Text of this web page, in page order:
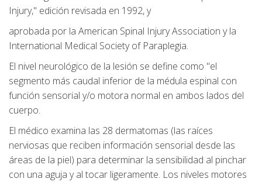
Injury," edición revisada en 1992, y
aprobada por la American Spinal Injury Association y la
International Medical Society of Paraplegia.
El nivel neurológico de la lesión se define como "el
segmento más caudal inferior de la médula espinal con
función sensorial y/o motora normal en ambos lados del
cuerpo.
El médico examina las 28 dermatomas (las raíces
nerviosas que reciben información sensorial desde las
áreas de la piel) para determinar la sensibilidad al pinchar
con una aguja y al tocar ligeramente. Los niveles motores